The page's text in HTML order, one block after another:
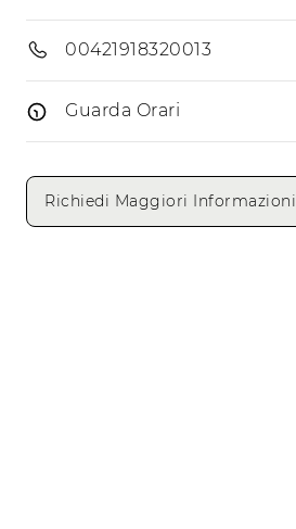
00421918320013
Guarda Orari
Lunedì
Richiedi Maggiori Informazioni